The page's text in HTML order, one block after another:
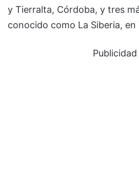
y Tierralta, Córdoba, y tres
conocido como La Siberia, en
Publicidad